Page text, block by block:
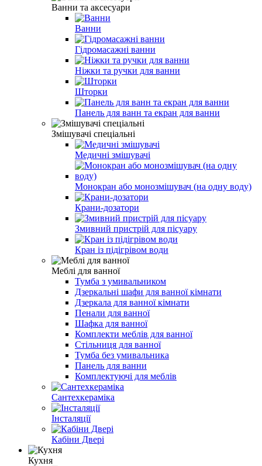
Ванни та аксесуари
Ванни
Гідромасажні ванни
Ніжки та ручки для ванни
Шторки
Панель для ванн та екран для ванни
Змішувачі спеціальні
Медичні змішувачі
Монокран або монозмішувач (на одну воду)
Крани-дозатори
Змивний пристрій для пісуару
Кран із підігрівом води
Меблі для ванної
Тумба з умивальником
Дзеркальні шафи для ванної кімнати
Дзеркала для ванної кімнати
Пенали для ванної
Шафка для ванної
Комплекти меблів для ванної
Стільниця для ванної
Тумба без умивальника
Панель для ванни
Комплектуючі для меблів
Сантехкераміка
Інсталяції
Кабіни Двері
Кухня